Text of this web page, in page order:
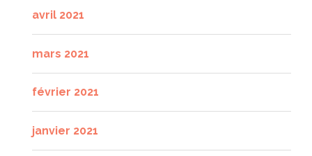
avril 2021
mars 2021
février 2021
janvier 2021